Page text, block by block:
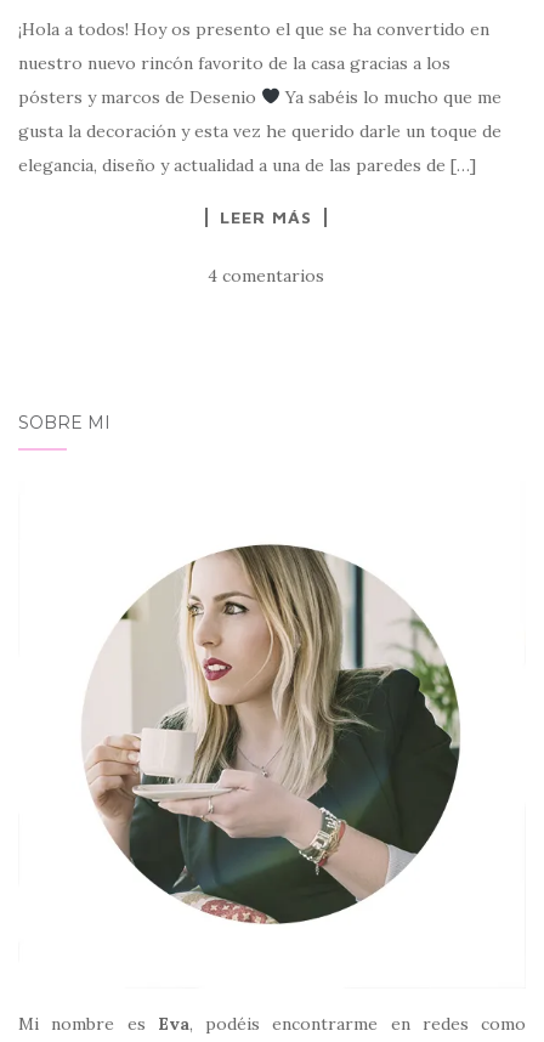
¡Hola a todos! Hoy os presento el que se ha convertido en
nuestro nuevo rincón favorito de la casa gracias a los
pósters y marcos de Desenio
Ya sabéis lo mucho que me
gusta la decoración y esta vez he querido darle un toque de
elegancia, diseño y actualidad a una de las paredes de […]
LEER MÁS
4 comentarios
SOBRE MI
Mi nombre es Eva, podéis encontrarme en redes como